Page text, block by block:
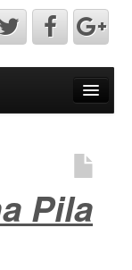
Pila